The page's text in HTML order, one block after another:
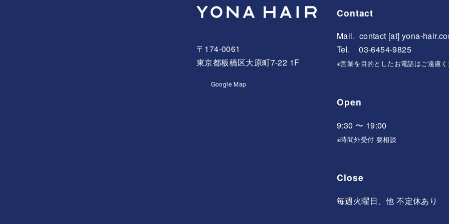
〒174-0061
東京都板橋区大原町7-22 1F
Google Map
Contact
Mail. contact [at] yona-
Tel. 03-6454-9825
※営業を目的としたお電話はご遠慮
Open
9:30 〜 19:00
※時間外受付 要相談
Close
毎週火曜日、他 不定休あり